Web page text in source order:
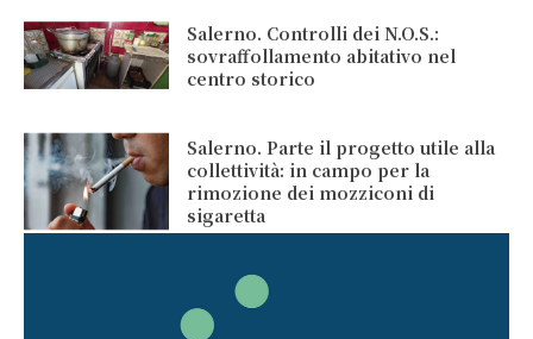
Salerno. Controlli dei N.O.S.:
sovraffollamento abitativo nel
centro storico
Salerno. Parte il progetto utile alla
collettività: in campo per la
rimozione dei mozziconi di
sigaretta